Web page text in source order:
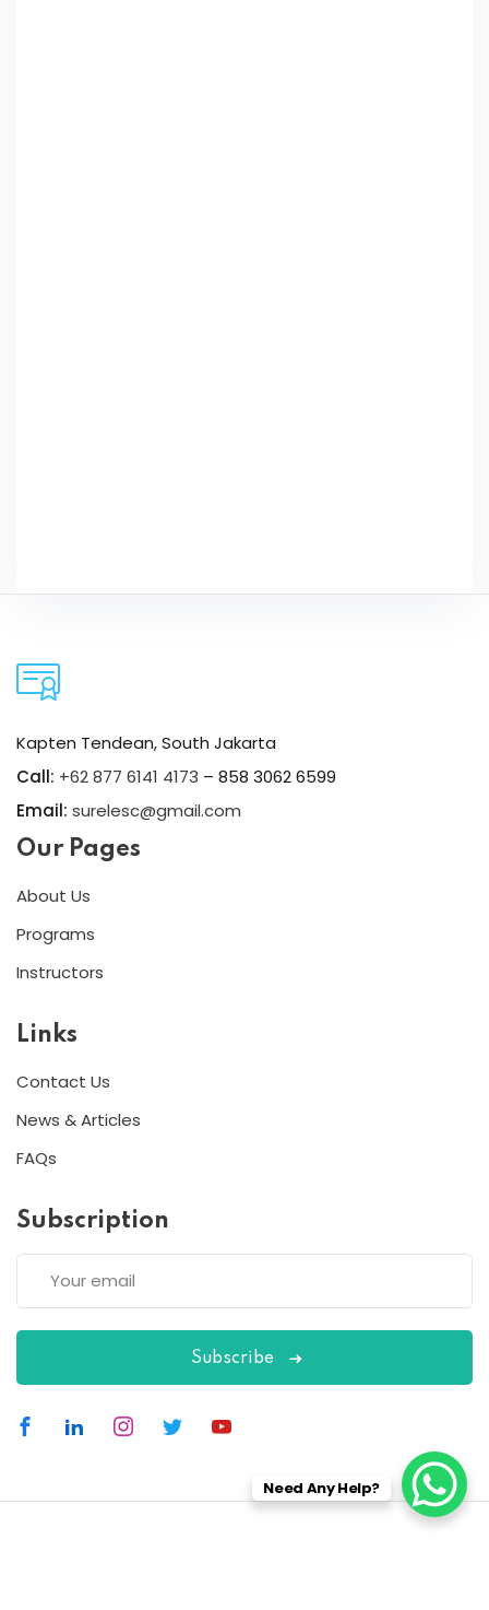
Kapten Tendean, South Jakarta
Call: +62 877 6141 4173 – 858 3062 6599
Email: surelesc@gmail.com
Our Pages
About Us
Programs
Instructors
Links
Contact Us
News & Articles
FAQs
Subscription
Subscribe
Need Any Help?